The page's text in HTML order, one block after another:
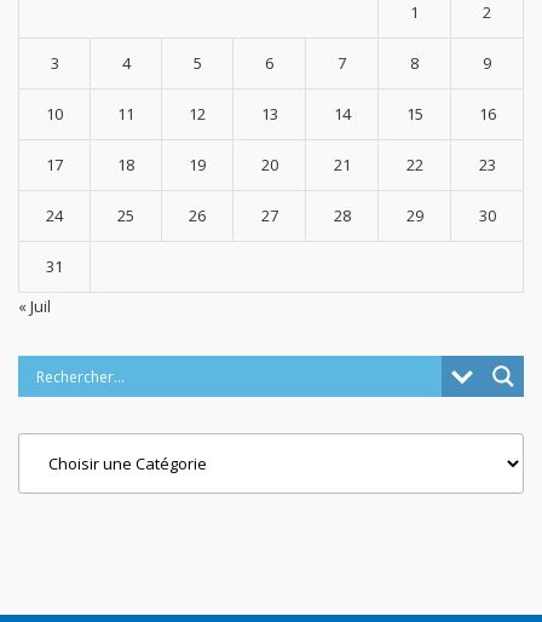
1 2
3 4 5 6 7 8 9
10 11 12 13 14 15 16
17 18 19 20 21 22 23
24 25 26 27 28 29 30
31
« Juil